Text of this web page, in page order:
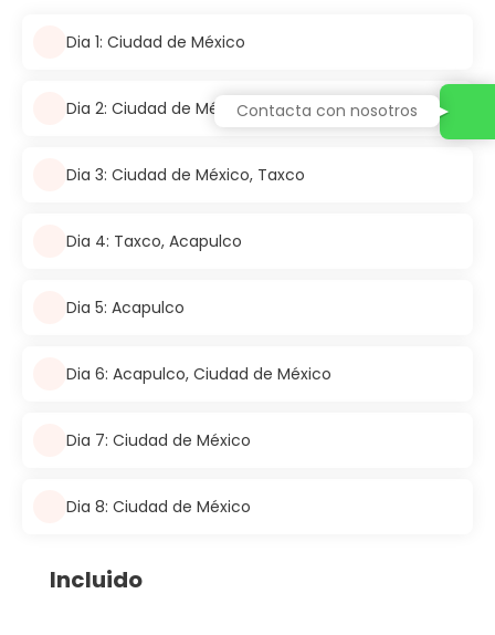
Dia 1: Ciudad de México
Dia 2: Ciudad de México
Dia 3: Ciudad de México, Taxco
Dia 4: Taxco, Acapulco
Dia 5: Acapulco
Dia 6: Acapulco, Ciudad de México
Dia 7: Ciudad de México
Dia 8: Ciudad de México
Incluido
Contacta con nosotros